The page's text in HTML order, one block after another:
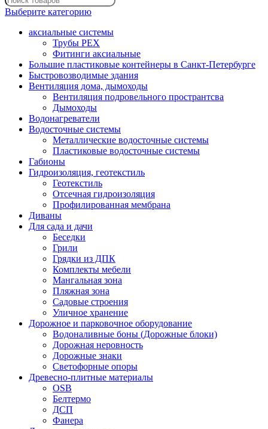
Выберите категорию
аксиальные системы
Трубы PEX
Фитинги аксиальные
Большие пластиковые контейнеры в Санкт-Петербурге
Быстровозводимые здания
Вентиляция дома, дымоходы
Вентиляция подровельного пространтсва
Дымоходы
Водонагреватели
Водосточные системы
Металлические водосточные системы
Пластиковые водосточные системы
Габионы
Гидроизоляция, геотекстиль
Геотекстиль
Отсечная гидроизоляция
Профилированная мембрана
Диваны
Для сада и дачи
Беседки
Грили
Грядки из ДПК
Комплекты мебели
Мангальная зона
Пляжная зона
Садовые строения
Уличное хранение
Дорожное и парковочное оборудование
Водоналивные боны (Дорожные блоки)
Дорожная неровность
Дорожные знаки
Светофорные опоры
Древесно-плитные материалы
OSB
Белтермо
ДСП
Фанера